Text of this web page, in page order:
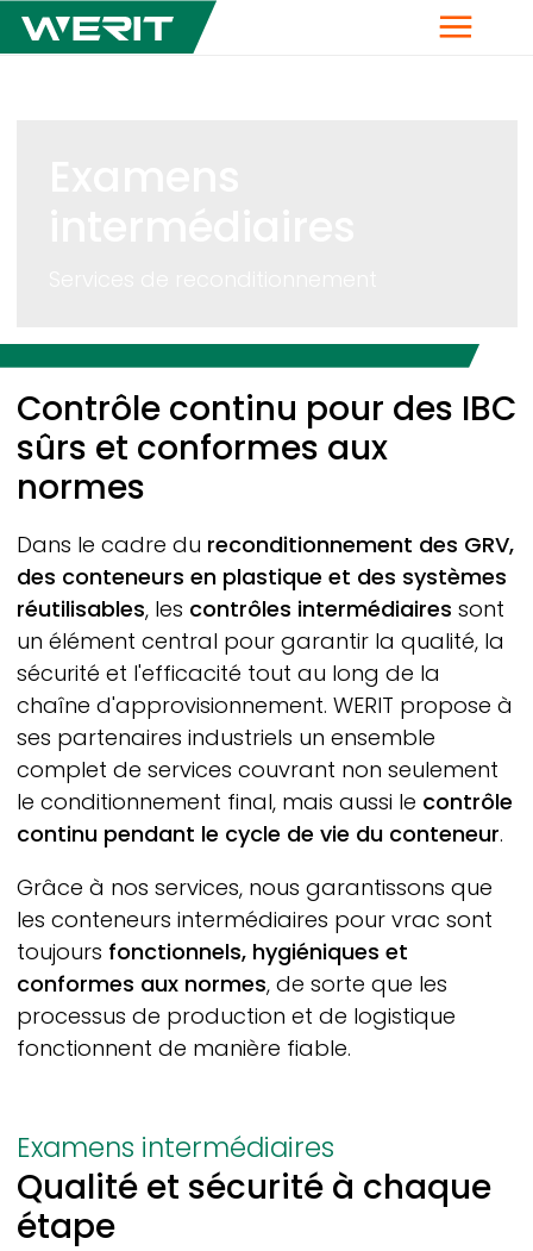
Menu
Breadcrumb
Contrôle continu pour des IBC
sûrs et conformes aux
normes
Dans le cadre du reconditionnement des GRV,
des conteneurs en plastique et des systèmes
réutilisables, les contrôles intermédiaires sont
un élément central pour garantir la qualité, la
sécurité et l'efficacité tout au long de la
chaîne d'approvisionnement. WERIT propose à
ses partenaires industriels un ensemble
complet de services couvrant non seulement
le conditionnement final, mais aussi le contrôle
continu pendant le cycle de vie du conteneur.
Grâce à nos services, nous garantissons que
les conteneurs intermédiaires pour vrac sont
toujours fonctionnels, hygiéniques et
conformes aux normes, de sorte que les
processus de production et de logistique
fonctionnent de manière fiable.
Examens intermédiaires
Qualité et sécurité à chaque
étape